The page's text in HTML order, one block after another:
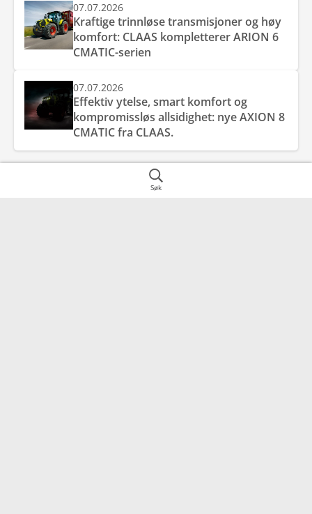
Søk
07.07.2026
Kraftige trinnløse transmisjoner og høy
komfort: CLAAS kompletterer ARION 6
CMATIC-serien
07.07.2026
Effektiv ytelse, smart komfort og
kompromissløs allsidighet: nye AXION 8
CMATIC fra CLAAS.